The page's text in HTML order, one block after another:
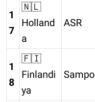
1
7
🇳🇱
Holland
a
ASR
1
8
🇫🇮
Finlandi
ya
Sampo